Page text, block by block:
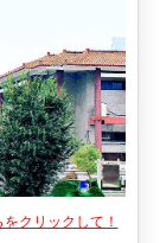
をクリックして！
いね！
の歴史的お